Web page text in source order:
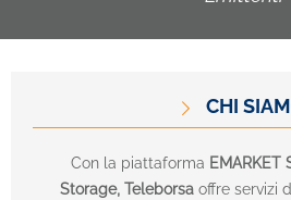
CHI
Con la piattaforma EMARKET
Storage, Teleborsa offre servizi